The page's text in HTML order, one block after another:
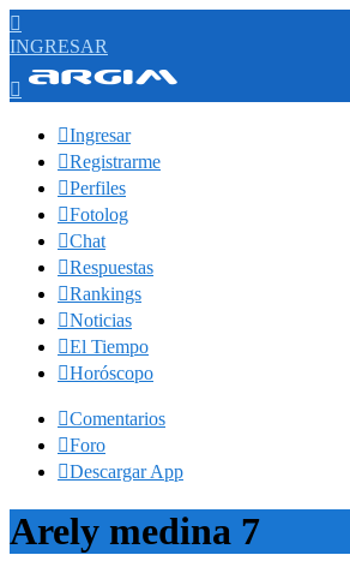

INGRESAR

Ingresar
Registrarme
Perfiles
Fotolog
Chat
Respuestas
Rankings
Noticias
El Tiempo
Horóscopo
Comentarios
Foro
Descargar App
Arely medina 7